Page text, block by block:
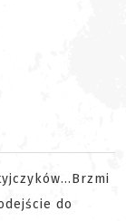
do